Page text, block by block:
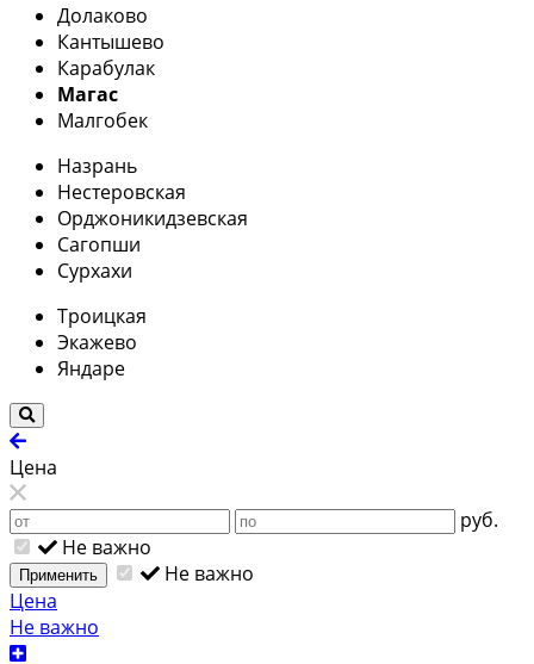
Долаково
Кантышево
Карабулак
Магас
Малгобек
Назрань
Нестеровская
Орджоникидзевская
Сагопши
Сурхахи
Троицкая
Экажево
Яндаре
Цена
руб.
Не важно
Применить
Не важно
Цена
Не важно